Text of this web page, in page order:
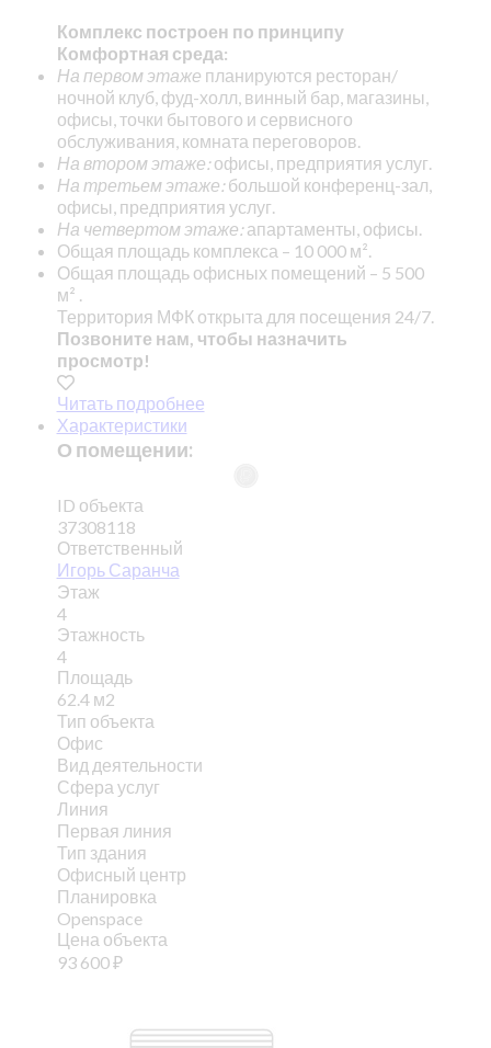
Комплекс построен по принципу
Комфортная среда:
На первом этаже планируются ресторан/
ночной клуб, фуд-холл, винный бар, магазины,
офисы, точки бытового и сервисного
обслуживания, комната переговоров.
На втором этаже:офисы, предприятия услуг.
На третьем этаже:большой конференц-зал,
офисы, предприятия услуг.
На четвертом этаже:апартаменты, офисы.
Общая площадь комплекса – 10 000 м².
Общая площадь офисных помещений – 5 500
м² .
Территория МФК открыта для посещения 24/7.
Позвоните нам, чтобы назначить
просмотр!
Читать подробнее
Характеристики
О помещении:
ID объекта
37308118
Ответственный
Игорь Саранча
Этаж
4
Этажность
4
Площадь
62.4 м2
Тип объекта
Офис
Вид деятельности
Сфера услуг
Линия
Первая линия
Тип здания
Офисный центр
Планировка
Openspace
Цена объекта
93 600₽